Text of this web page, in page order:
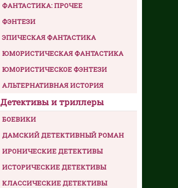
ФАНТАСТИКА: ПРОЧЕЕ
ФЭНТЕЗИ
ЭПИЧЕСКАЯ ФАНТАСТИКА
ЮМОРИСТИЧЕСКАЯ ФАНТАСТИКА
ЮМОРИСТИЧЕСКОЕ ФЭНТЕЗИ
АЛЬТЕРНАТИВНАЯ ИСТОРИЯ
Детективы и триллеры
БОЕВИКИ
ДАМСКИЙ ДЕТЕКТИВНЫЙ РОМАН
ИРОНИЧЕСКИЕ ДЕТЕКТИВЫ
ИСТОРИЧЕСКИЕ ДЕТЕКТИВЫ
КЛАССИЧЕСКИЕ ДЕТЕКТИВЫ